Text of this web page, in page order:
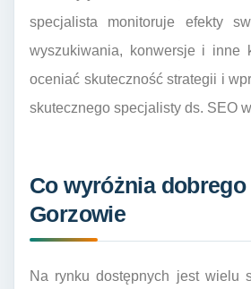
specjalista monitoruje efekty
wyszukiwania, konwersje i inne
oceniać skuteczność strategii i
skutecznego specjalisty ds. SEO
Co wyróżnia
Gorzowie
Na rynku dostępnych jest wielu